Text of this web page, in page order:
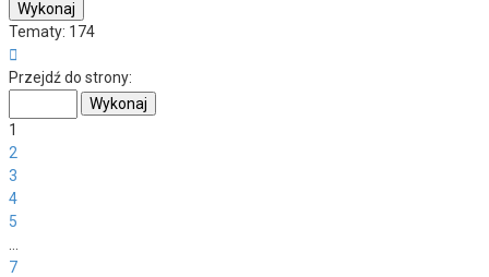
Tematy: 174
1
7
Przejdź do strony:
1
2
3
4
5
7